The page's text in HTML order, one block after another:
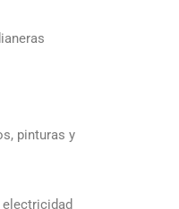
pinturas y
electricidad